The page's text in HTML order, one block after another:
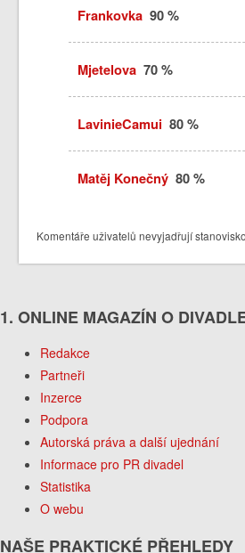
Frankovka90 %
Mjetelova70 %
LavinieCamui 80 %
Matěj Konečný80 %
Komentáře uživatelů nevyjadřují
1. ONLINE MAGAZÍN O
Redakce
Partneři
Inzerce
Podpora
Autorská práva a další ujednání
Informace pro PR divadel
Statistika
O webu
NAŠE PRAKTICKÉ PŘEHLEDY